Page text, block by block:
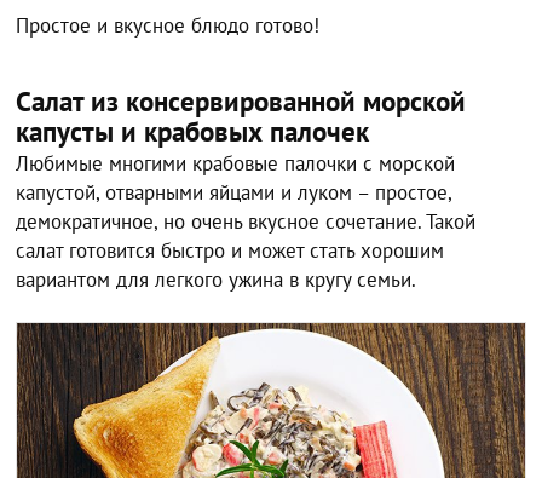
Простое и вкусное блюдо готово!
Салат из консервированной морской
капусты и крабовых палочек
Любимые многими крабовые палочки с морской
капустой, отварными яйцами и луком – простое,
демократичное, но очень вкусное сочетание. Такой
салат готовится быстро и может стать хорошим
вариантом для легкого ужина в кругу семьи.